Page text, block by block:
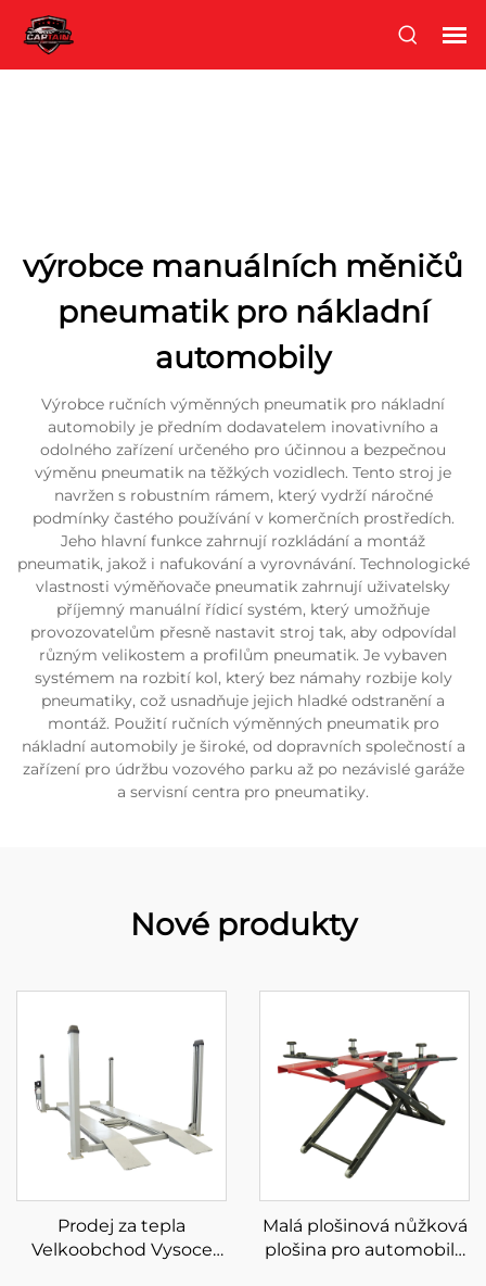
výrobce manuálních měničů
pneumatik pro nákladní
automobily
Výrobce ručních výměnných pneumatik pro nákladní
automobily je předním dodavatelem inovativního a
odolného zařízení určeného pro účinnou a bezpečnou
výměnu pneumatik na těžkých vozidlech. Tento stroj je
navržen s robustním rámem, který vydrží náročné
podmínky častého používání v komerčních prostředích.
Jeho hlavní funkce zahrnují rozkládání a montáž
pneumatik, jakož i nafukování a vyrovnávání. Technologické
vlastnosti výměňovače pneumatik zahrnují uživatelsky
příjemný manuální řídicí systém, který umožňuje
provozovatelům přesně nastavit stroj tak, aby odpovídal
různým velikostem a profilům pneumatik. Je vybaven
systémem na rozbití kol, který bez námahy rozbije koly
pneumatiky, což usnadňuje jejich hladké odstranění a
montáž. Použití ručních výměnných pneumatik pro
nákladní automobily je široké, od dopravních společností a
zařízení pro údržbu vozového parku až po nezávislé garáže
a servisní centra pro pneumatiky.
Nové produkty
Prodej za tepla
Velkoobchod Vysoce
Malá plošinová nůžková
plošina pro automobily